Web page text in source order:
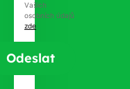
Vašich
osobních údajů
zde